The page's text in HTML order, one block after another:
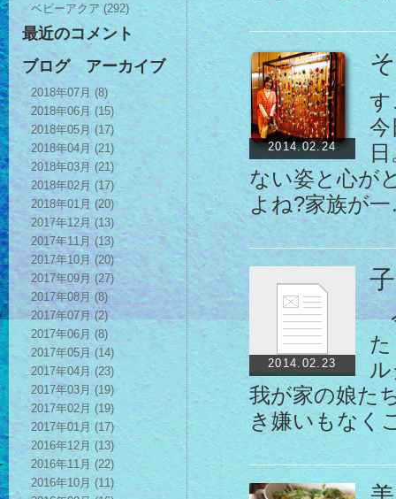
2014.02.24
す
今
ない姿と心が
よね?家族が
2014.02.23
我が家の娘た
き嫌いもなく
ベビーアクア (292)
最近のコメント
ブログ アーカイブ
2018年07月 (8)
2018年06月 (15)
2018年05月 (17)
2018年04月 (21)
2018年03月 (21)
2018年02月 (17)
2018年01月 (20)
2017年12月 (13)
2017年11月 (13)
2017年10月 (20)
2017年09月 (27)
2017年08月 (8)
2017年07月 (2)
2017年06月 (8)
2017年05月 (14)
2017年04月 (23)
2017年03月 (19)
2017年02月 (19)
2017年01月 (17)
2016年12月 (13)
2016年11月 (22)
2016年10月 (11)